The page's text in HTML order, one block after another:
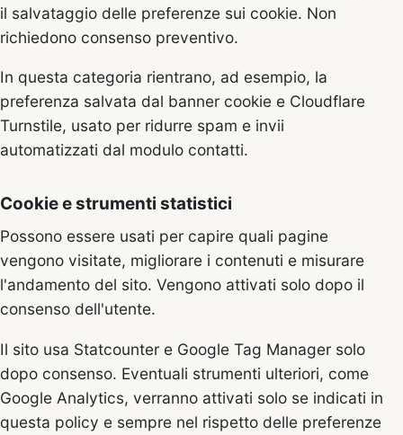
il salvataggio delle preferenze sui cookie. Non
richiedono consenso preventivo.
In questa categoria rientrano, ad esempio, la
preferenza salvata dal banner cookie e Cloudflare
Turnstile, usato per ridurre spam e invii
automatizzati dal modulo contatti.
Cookie e strumenti statistici
Possono essere usati per capire quali pagine
vengono visitate, migliorare i contenuti e misurare
l'andamento del sito. Vengono attivati solo dopo il
consenso dell'utente.
Il sito usa Statcounter e Google Tag Manager solo
dopo consenso. Eventuali strumenti ulteriori, come
Google Analytics, verranno attivati solo se indicati in
questa policy e sempre nel rispetto delle preferenze